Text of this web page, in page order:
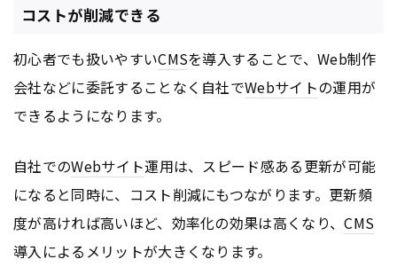
コストが削減できる
初心者でも扱いやすいCMSを導入することで、Web制作
会社などに委託することなく自社でWebサイトの運用が
できるようになります。
自社でのWebサイト運用は、スピード感ある更新が可能
になると同時に、コスト削減にもつながります。更新頻
度が高ければ高いほど、効率化の効果は高くなり、CMS
導入によるメリットが大きくなります。